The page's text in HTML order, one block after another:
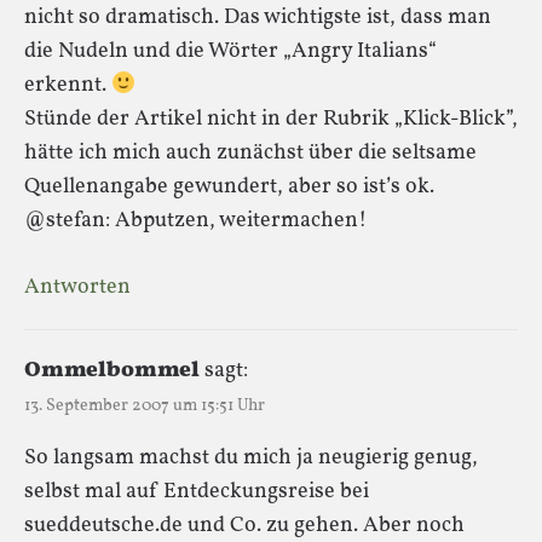
nicht so dramatisch. Das wichtigste ist, dass man
die Nudeln und die Wörter „Angry Italians“
erkennt.
Stünde der Artikel nicht in der Rubrik „Klick-Blick”,
hätte ich mich auch zunächst über die seltsame
Quellenangabe gewundert, aber so ist’s ok.
@stefan: Abputzen, weitermachen!
Antworten
Ommelbommelsagt:
13. September 2007 um 15:51 Uhr
So langsam machst du mich ja neugierig genug,
selbst mal auf Entdeckungsreise bei
sueddeutsche.de und Co. zu gehen. Aber noch